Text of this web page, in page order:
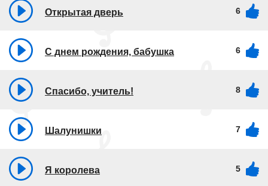
Открытая дверь 6
С днем рождения, бабушка 6
Спасибо, учитель!​ 8
Шалунишки 7
Я королева 5